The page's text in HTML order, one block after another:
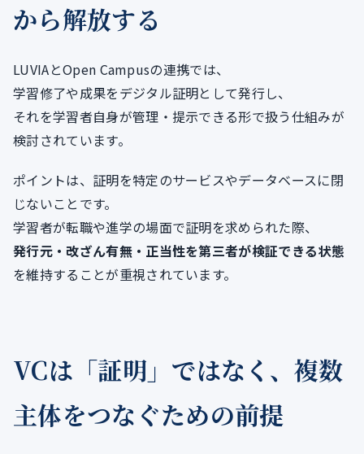
から解放する
LUVIAとOpen Campusの連携では、
学習修了や成果をデジタル証明として発行し、
それを学習者自身が管理・提示できる形で扱う仕組みが
検討されています。
ポイントは、証明を特定のサービスやデータベースに閉
じないことです。
学習者が転職や進学の場面で証明を求められた際、
発行元・改ざん有無・正当性を第三者が検証できる状態
を維持することが重視されています。
VCは「証明」ではなく、複数
主体をつなぐための前提